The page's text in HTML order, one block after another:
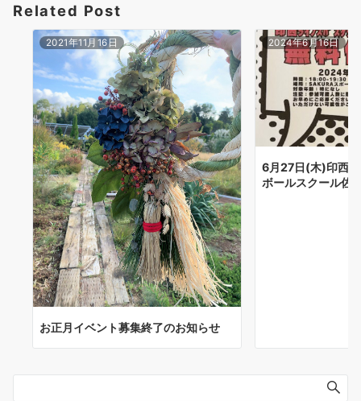
Related Post
2021年11月16日
お正月イベント募集終了のお知らせ
2024年6月16日
6月27日(木)印西
ボールスクール佐